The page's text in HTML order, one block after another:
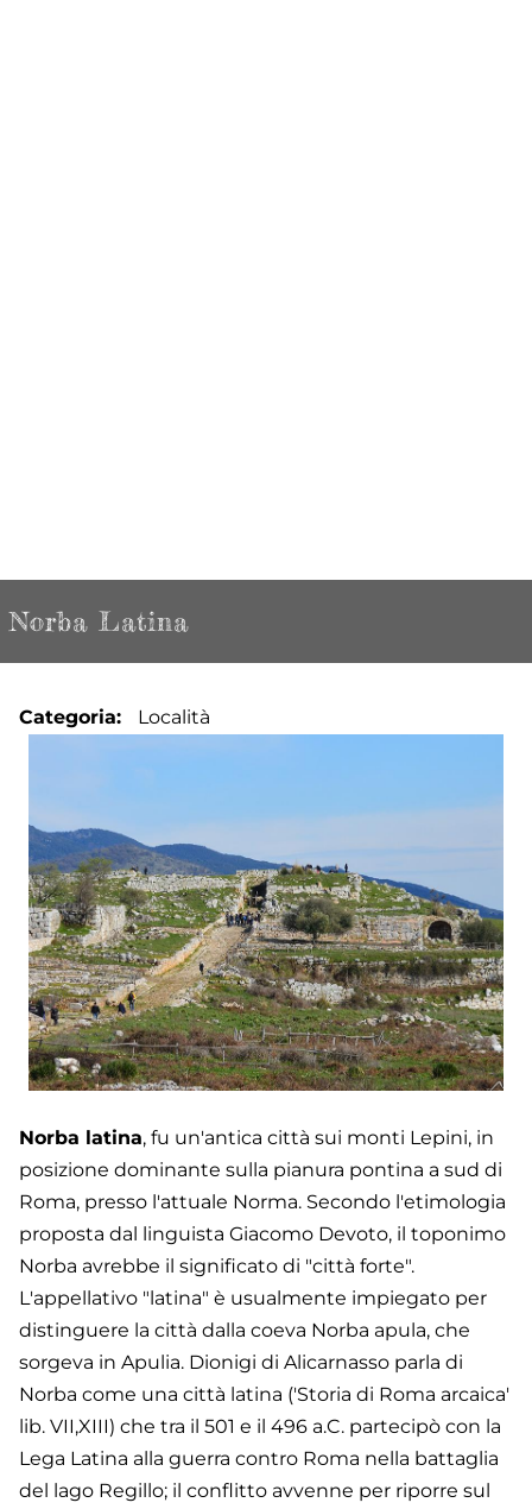
Norba Latina
Categoria Località
Norba latina, fu un'antica città sui monti Lepini, in
posizione dominante sulla pianura pontina a sud di
Roma, presso l'attuale Norma. Secondo l'etimologia
proposta dal linguista Giacomo Devoto, il toponimo
Norba avrebbe il significato di "città forte".
L'appellativo "latina" è usualmente impiegato per
distinguere la città dalla coeva Norba apula, che
sorgeva in Apulia. Dionigi di Alicarnasso parla di
Norba come una città latina ('Storia di Roma arcaica'
lib. VII,XIII) che tra il 501 e il 496 a.C. partecipò con la
Lega Latina alla guerra contro Roma nella battaglia
del lago Regillo; il conflitto avvenne per riporre sul